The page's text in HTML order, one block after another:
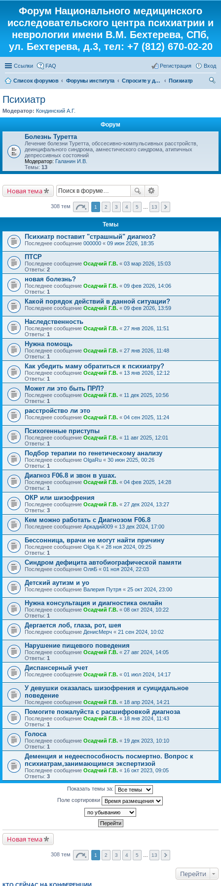
Форум Национального медицинского
исследовательского центра психиатрии и
неврологии имени В.М. Бехтерева, СПб,
ул. Бехтерева, д.3, тел: +7 (812) 670-02-20
Ссылки FAQ Вход
Регистрация
Список форумов Форумы института Спросите у доктора
Психиатр
Психиатр
Модератор: Кондинский А.Г.
Форум
Болезнь Туретта
Лечение болезни Туретта, обссесивно-компульсивных расстройств,
деинцифального синдрома, амнестического синдрома, атипичных
депрессивных состояний
Модератор: Галанин И.В.
Темы: 13
Новая тема
308 тем 1 2 3 4 5 13
Темы
Психиатр поставит "страшный" диагноз?
Последнее сообщение 000000 « 09 июн 2026, 18:35
ПТСР
Последнее сообщение Осадчий Г.В. « 03 мар 2026, 15:03
Ответы: 2
новая болезнь?
Последнее сообщение Осадчий Г.В. « 09 фев 2026, 14:06
Ответы: 1
Какой порядок действий в данной ситуации?
Последнее сообщение Осадчий Г.В. « 09 фев 2026, 13:59
Наследственность
Последнее сообщение Осадчий Г.В. « 27 янв 2026, 11:51
Ответы: 1
Нужна помощь
Последнее сообщение Осадчий Г.В. « 27 янв 2026, 11:48
Ответы: 1
Как убедить маму обратиться к психиатру?
Последнее сообщение Осадчий Г.В. « 13 янв 2026, 12:12
Ответы: 1
Может ли это быть ПРЛ?
Последнее сообщение Осадчий Г.В. « 11 дек 2025, 10:56
Ответы: 1
расстройство ли это
Последнее сообщение Осадчий Г.В. « 04 сен 2025, 11:24
Психогенные приступы
Последнее сообщение Осадчий Г.В. « 11 авг 2025, 12:01
Ответы: 1
Подбор терапии по генетическому анализу
Последнее сообщение OlgaRu « 30 июн 2025, 00:26
Ответы: 1
Диагноз F06.8 и звон в ушах.
Последнее сообщение Осадчий Г.В. « 04 фев 2025, 14:28
Ответы: 1
ОКР или шизофрения
Последнее сообщение Осадчий Г.В. « 27 дек 2024, 13:27
Ответы: 3
Кем можно работать с Диагнозом F06.8
Последнее сообщение Аркадий009 « 13 дек 2024, 17:00
Бессонница, врачи не могут найти причину
Последнее сообщение Olga K « 28 ноя 2024, 09:25
Ответы: 1
Синдром дефицита автобиографической памяти
Последнее сообщение ОляБ « 01 ноя 2024, 22:03
Детский аутизм и уо
Последнее сообщение Валерия Путря « 25 окт 2024, 23:00
Нужна консультация и диагностика онлайн
Последнее сообщение Осадчий Г.В. « 08 окт 2024, 10:22
Ответы: 1
Дергается лоб, глаза, рот, шея
Последнее сообщение ДенисМерч « 21 сен 2024, 10:02
Нарушение пищевого поведения
Последнее сообщение Осадчий Г.В. « 27 авг 2024, 14:05
Ответы: 1
Диспансерный учет
Последнее сообщение Осадчий Г.В. « 01 июл 2024, 14:17
У девушки оказалась шизофрения и суицидальное
поведение
Последнее сообщение Осадчий Г.В. « 18 апр 2024, 14:21
Помогите пожалуйста с расшифровкой диагноза
Последнее сообщение Осадчий Г.В. « 18 янв 2024, 11:43
Ответы: 1
Голоса
Последнее сообщение Осадчий Г.В. « 19 дек 2023, 10:10
Ответы: 1
Деменция и недееспособность посмертно. Вопрос к
психиатрам,занимающимся экспертизой
Последнее сообщение Осадчий Г.В. « 16 окт 2023, 09:05
Ответы: 3
Показать темы за:
Поле сортировки
Новая тема
308 тем 1 2 3 4 5 13
Перейти
КТО СЕЙЧАС НА КОНФЕРЕНЦИИ